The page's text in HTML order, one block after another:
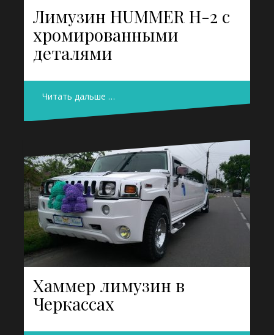
Лимузин HUMMER H-2 с
хромированными
деталями
Читать дальше …
Хаммер лимузин в
Черкассах